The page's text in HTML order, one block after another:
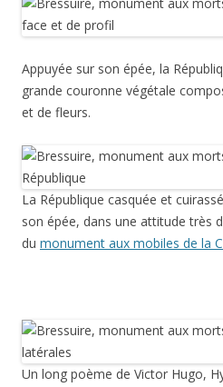
Appuyée sur son épée, la
grande couronne végétale
et de fleurs.
La République casquée et
son épée, dans une attitude très
du monument aux mobiles de la
Un long poème de Victor Hugo,